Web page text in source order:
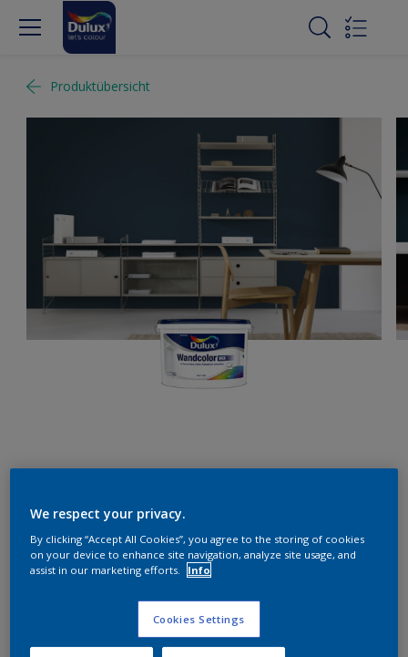
Produktübersicht
Shady Blue C80
Wieviel Farbe wird benötigt?
We respect your privacy.
By clicking “Accept All Cookies”, you agree to the storing of cookies
on your device to enhance site navigation, analyze site usage, and
assist in our marketing efforts.
Info
Cookies Settings